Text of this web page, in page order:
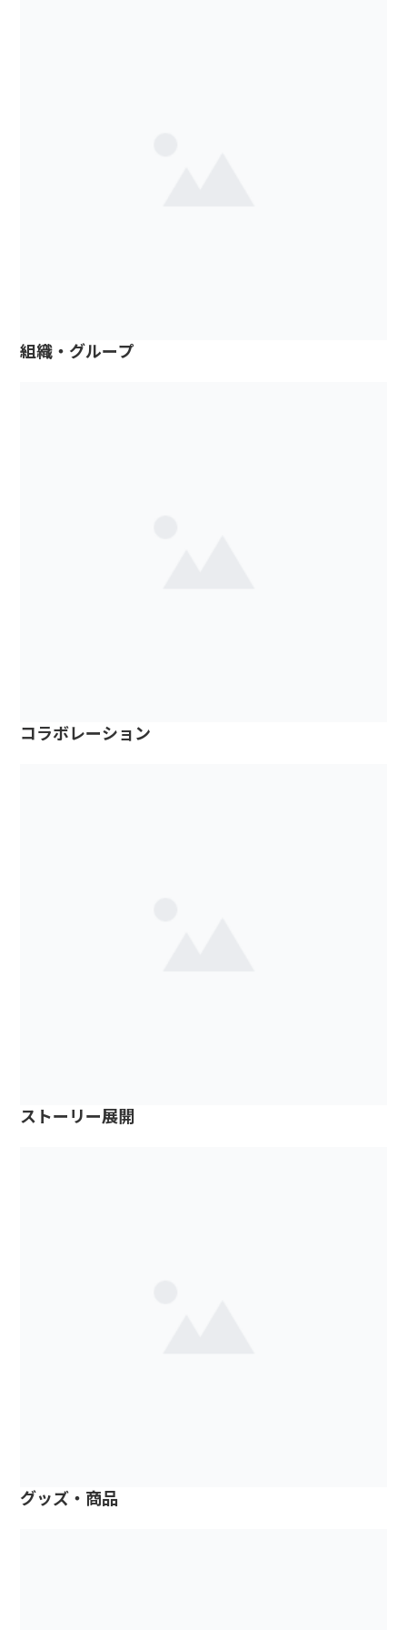
組織・グループ
コラボレーション
ストーリー展開
グッズ・商品